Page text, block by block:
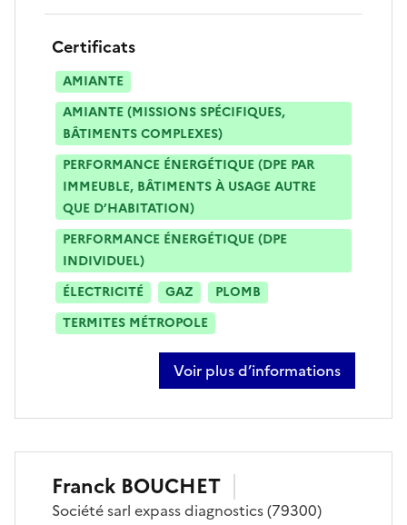
Certificats
AMIANTE
AMIANTE (MISSIONS SPÉCIFIQUES,
BÂTIMENTS COMPLEXES)
PERFORMANCE ÉNERGÉTIQUE (DPE PAR
IMMEUBLE, BÂTIMENTS À USAGE AUTRE
QUE D’HABITATION)
PERFORMANCE ÉNERGÉTIQUE (DPE
INDIVIDUEL)
ÉLECTRICITÉ
GAZ
PLOMB
TERMITES MÉTROPOLE
Voir plus d’informations
sur benjamin bonnin
Franck BOUCHET
Sociétésarl expass diagnostics(79300)